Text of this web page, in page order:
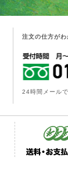
注文の仕方が
24時間メール